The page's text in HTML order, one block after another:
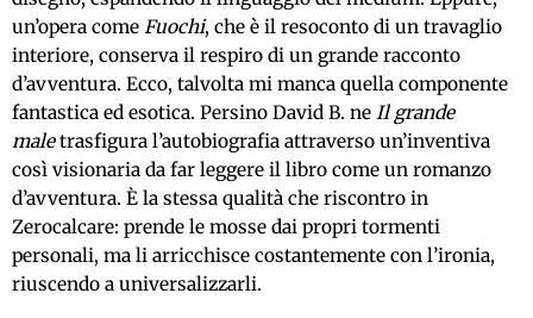
un’opera come Fuochi, che è il resoconto di un travaglio
interiore, conserva il respiro di un grande racconto
d’avventura. Ecco, talvolta mi manca quella componente
fantastica ed esotica. Persino David B. ne Il grande
maletrasfigura l’autobiografia attraverso un’inventiva
così visionaria da far leggere il libro come un romanzo
d’avventura. È la stessa qualità che riscontro in
Zerocalcare: prende le mosse dai propri tormenti
personali, ma li arricchisce costantemente con l’ironia,
riuscendo a universalizzarli.